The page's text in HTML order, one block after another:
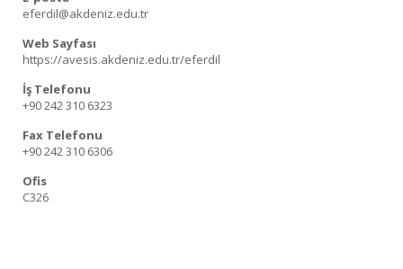
eferdil@akdeniz.edu.tr
Web Sayfası
https://avesis.akdeniz.edu.tr/eferdil
İş Telefonu
+90 242 310 6323
Fax Telefonu
+90 242 310 6306
Ofis
C326